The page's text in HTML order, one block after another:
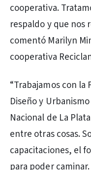
cooperativa.
respaldo y que nos
comentó Marilyn
cooperativa
“Trabajamos con
Diseño y
Nacional de La
entre otras cosas.
capacitaciones, el
para poder